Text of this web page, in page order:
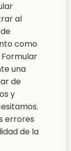
al
como
una
de
y
errores
de la